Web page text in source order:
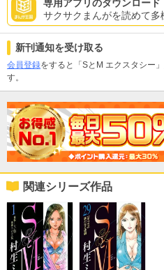
専用アプリのダウンロード
サクサクまんがを読めて多
新刊通知を受け取る
会員登録をすると「SとM エクスタシー
す。
関連シリーズ作品